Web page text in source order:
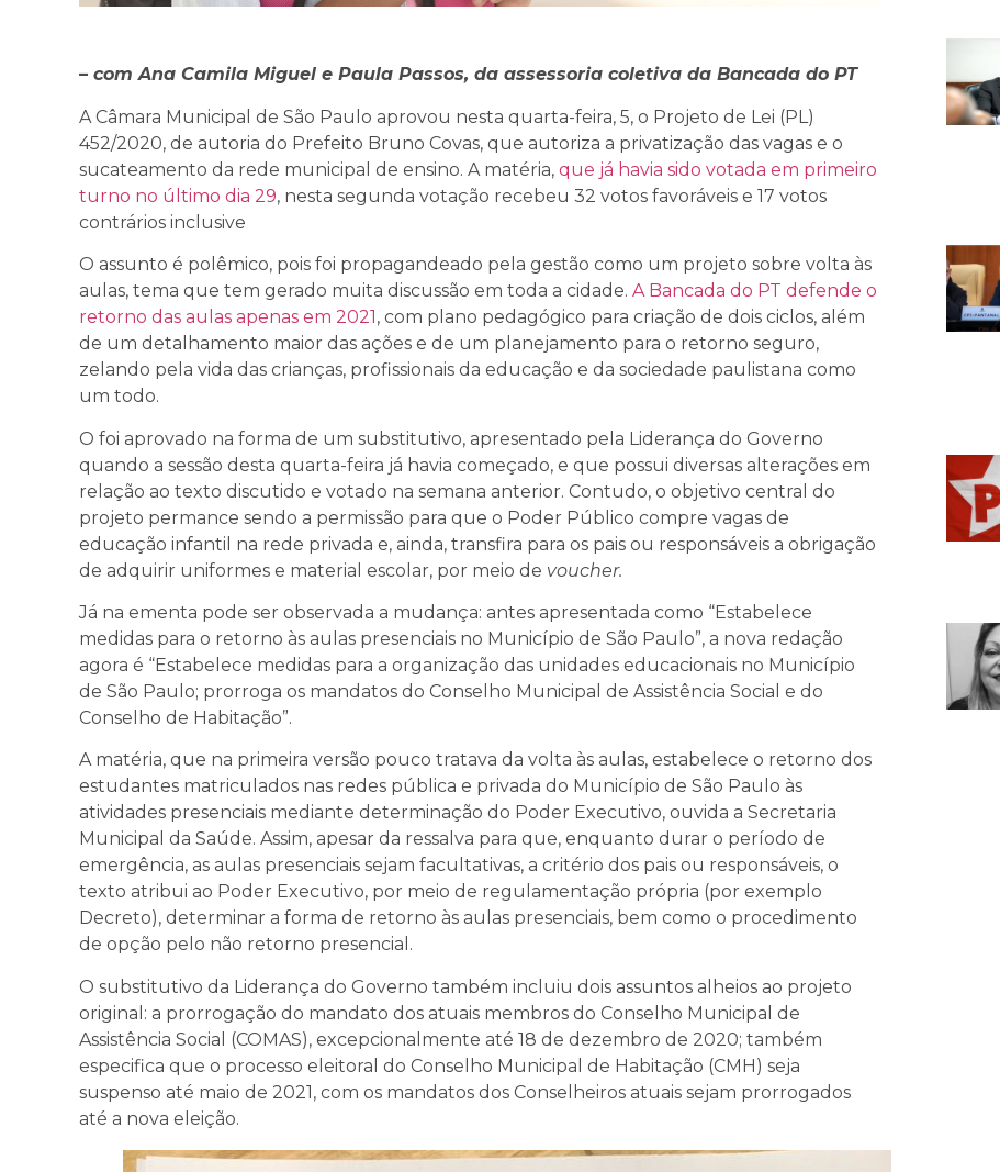
– com Ana Camila Miguel e Paula Passos, da assessoria coletiva da Bancada do PT
A Câmara Municipal de São Paulo aprovou nesta quarta-feira, 5, o Projeto de Lei (PL)
452/2020, de autoria do Prefeito Bruno Covas, que autoriza a privatização das vagas e o
sucateamento da rede municipal de ensino. A matéria, que já havia sido votada em primeiro
turno no último dia 29, nesta segunda votação recebeu 32 votos favoráveis e 17 votos
contrários inclusive
O assunto é polêmico, pois foi propagandeado pela gestão como um projeto sobre volta às
aulas, tema que tem gerado muita discussão em toda a cidade. A Bancada do PT defende o
retorno das aulas apenas em 2021 , com plano pedagógico para criação de dois ciclos, além
de um detalhamento maior das ações e de um planejamento para o retorno seguro,
zelando pela vida das crianças, profissionais da educação e da sociedade paulistana como
um todo.
O foi aprovado na forma de um substitutivo, apresentado pela Liderança do Governo
quando a sessão desta quarta-feira já havia começado, e que possui diversas alterações em
relação ao texto discutido e votado na semana anterior. Contudo, o objetivo central do
projeto permance sendo a permissão para que o Poder Público compre vagas de
educação infantil na rede privada e, ainda, transfira para os pais ou responsáveis a obrigação
de adquirir uniformes e material escolar, por meio de voucher.
Já na ementa pode ser observada a mudança: antes apresentada como “Estabelece
medidas para o retorno às aulas presenciais no Município de São Paulo”, a nova redação
agora é “Estabelece medidas para a organização das unidades educacionais no Município
de São Paulo; prorroga os mandatos do Conselho Municipal de Assistência Social e do
Conselho de Habitação”.
A matéria, que na primeira versão pouco tratava da volta às aulas, estabelece o retorno dos
estudantes matriculados nas redes pública e privada do Município de São Paulo às
atividades presenciais mediante determinação do Poder Executivo, ouvida a Secretaria
Municipal da Saúde. Assim, apesar da ressalva para que, enquanto durar o período de
emergência, as aulas presenciais sejam facultativas, a critério dos pais ou responsáveis, o
texto atribui ao Poder Executivo, por meio de regulamentação própria (por exemplo
Decreto), determinar a forma de retorno às aulas presenciais, bem como o procedimento
de opção pelo não retorno presencial.
O substitutivo da Liderança do Governo também incluiu dois assuntos alheios ao projeto
original: a prorrogação do mandato dos atuais membros do Conselho Municipal de
Assistência Social (COMAS), excepcionalmente até 18 de dezembro de 2020; também
especifica que o processo eleitoral do Conselho Municipal de Habitação (CMH) seja
suspenso até maio de 2021, com os mandatos dos Conselheiros atuais sejam prorrogados
até a nova eleição.